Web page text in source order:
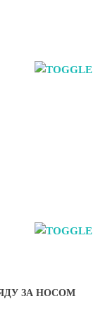
ЗА НОСОМ